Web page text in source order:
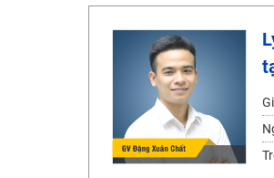
Học online lớp 2 với thầy cô
2K6! Lộ Trình Sun 2024 -
Hot! Lễ hội đồng giá 449K
Khuyến Mãi Khoá Học 1K
Đồng giá khóa học 499K -
Khai giảng các khóa lớp 9